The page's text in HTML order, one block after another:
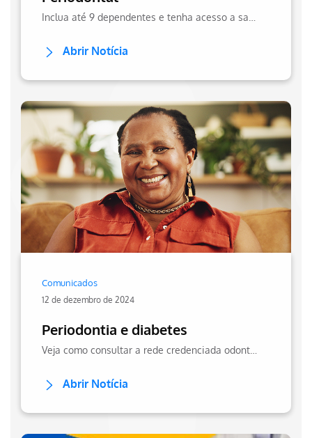
Abrir Notícia
Comunicados
12 de dezembro de 2024
Periodontia e diabetes
Abrir Notícia